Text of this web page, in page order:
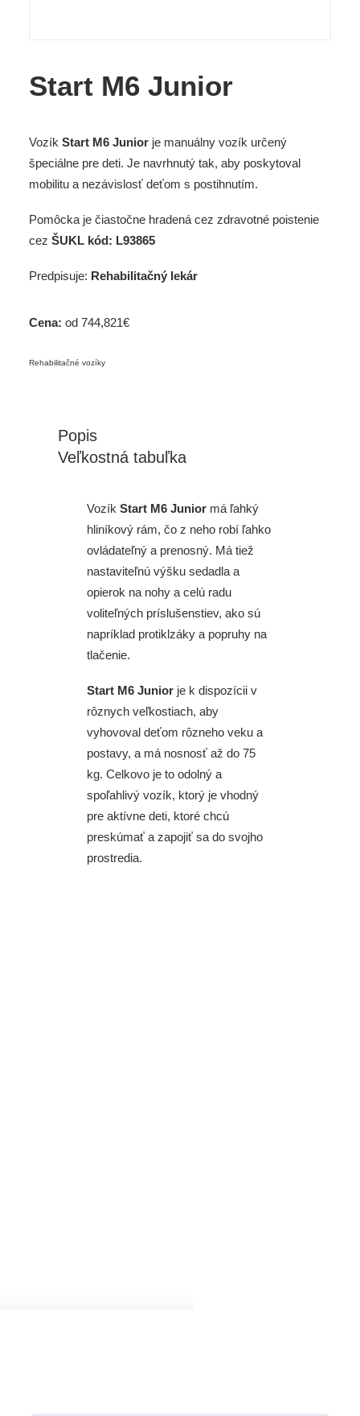
Start M6 Junior
Vozík Start M6 Junior je manuálny vozík určený
špeciálne pre deti. Je navrhnutý tak, aby poskytoval
mobilitu a nezávislosť deťom s postihnutím.
Pomôcka je čiastočne hradená cez zdravotné poistenie
cez ŠUKL kód: L93865
Predpisuje: Rehabilitačný lekár
Cena: od 744,821€
Rehabilitačné vozíky
Popis
Veľkostná tabuľka
Vozík Start M6 Junior má ľahký
hliníkový rám, čo z neho robí ľahko
ovládateľný a prenosný. Má tiež
nastaviteľnú výšku sedadla a
opierok na nohy a celú radu
voliteľných príslušenstiev, ako sú
napríklad protiklzáky a popruhy na
tlačenie.
Start M6 Junior je k dispozícii v
rôznych veľkostiach, aby
vyhovoval deťom rôzneho veku a
postavy, a má nosnosť až do 75
kg. Celkovo je to odolný a
spoľahlivý vozík, ktorý je vhodný
pre aktívne deti, ktoré chcú
preskúmať a zapojiť sa do svojho
prostredia.